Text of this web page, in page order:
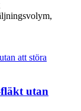
utan